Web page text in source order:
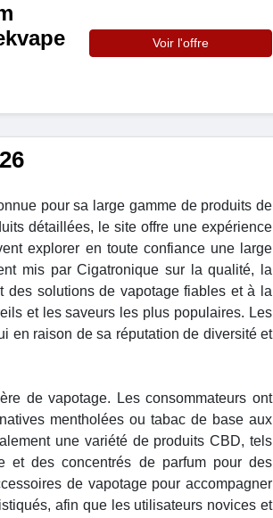
Voir l'offre
pour sa large gamme de produits de
détaillées, le site offre une expérience
explorer en toute confiance une large
mis par Cigatronique sur la qualité, la
des solutions de vapotage fiables et à la
et les saveurs les plus populaires. Les
en raison de sa réputation de diversité et
de vapotage. Les consommateurs ont
mentholées ou tabac de base aux
une variété de produits CBD, tels
et des concentrés de parfum pour des
de vapotage pour accompagner
afin que les utilisateurs novices et